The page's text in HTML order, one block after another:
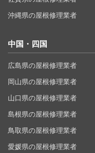
沖縄県の屋根修理業者
中国・四国
広島県の屋根修理業者
岡山県の屋根修理業者
山口県の屋根修理業者
島根県の屋根修理業者
鳥取県の屋根修理業者
愛媛県の屋根修理業者